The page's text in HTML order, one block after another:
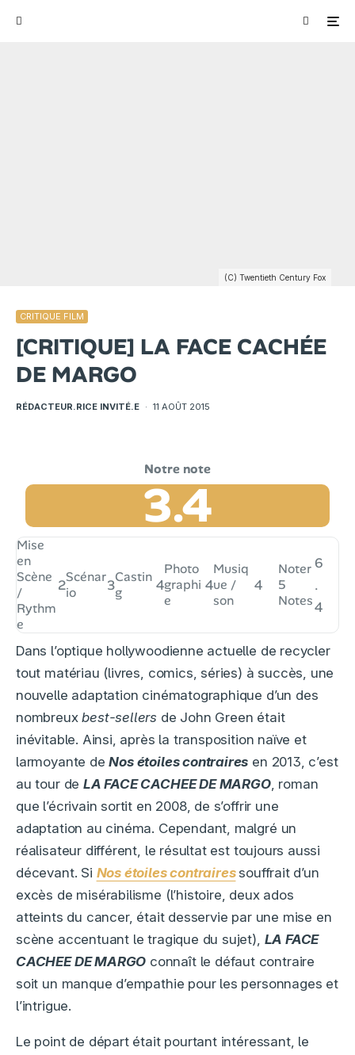
(C) Twentieth Century Fox
CRITIQUE FILM
[CRITIQUE] LA FACE CACHÉE
DE MARGO
RÉDACTEUR.RICE INVITÉ.E · 11 AOÛT 2015
Mise
en
Scène
/
Rythm
e
2Scénar
io
3Castin
g
4
Photo
graphi
e
4
Musiq
ue /
son
4
Noter
5
Notes
6
.
4
3.4
Dans l’optique hollywoodienne actuelle de recycler
tout matériau (livres, comics, séries) à succès, une
nouvelle adaptation cinématographique d’un des
nombreuxbest-sellers de John Green était
inévitable. Ainsi, après la transposition naïve et
larmoyante deNos étoiles contraires en 2013, c’est
au tour de LA FACE CACHEE DE MARGO, roman
que l’écrivain sortit en 2008, de s’offrir une
adaptation au cinéma. Cependant, malgré un
réalisateur différent, le résultat est toujours aussi
décevant. Si Nos étoiles contraires souffrait d’un
excès de misérabilisme (l’histoire, deux ados
atteints du cancer, était desservie par une mise en
scène accentuant le tragique du sujet), LA FACE
CACHEE DE MARGO connaît le défaut contraire
soit un manque d’empathie pour les personnages et
l’intrigue.
Le point de départ était pourtant intéressant, le